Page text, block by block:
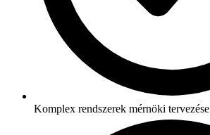
Komplex rendszerek mérnöki tervezése